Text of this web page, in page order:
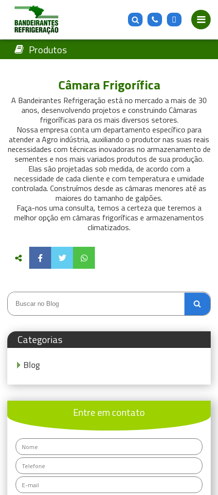
Produtos
Câmara Frigorífica
A Bandeirantes Refrigeração está no mercado a mais de 30
anos, desenvolvendo projetos e construindo Câmaras
frigoríficas para os mais diversos setores.
Nossa empresa conta um departamento específico para
atender a Agro indústria, auxiliando o produtor nas suas reais
necessidades com técnicas inovadoras no armazenamento de
sementes e nos mais variados produtos de sua produção.
Elas são projetadas sob medida, de acordo com a
necessidade de cada cliente e com temperatura e umidade
controlada. Construímos desde as câmaras menores até as
maiores do tamanho de galpões.
Faça-nos uma consulta, temos a certeza que teremos a
melhor opção em câmaras frigoríficas e armazenamentos
climatizados.
Categorias
Blog
Entre em contato